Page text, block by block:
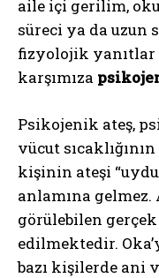
aile içi gerilim,
süreci ya da uzun
fizyolojik yanıtlar
karşımıza
Psikojenik ateş,
vücut
kişinin ateşi
anlamına
görülebilen
edilmektedir.
bazı kişilerde ani